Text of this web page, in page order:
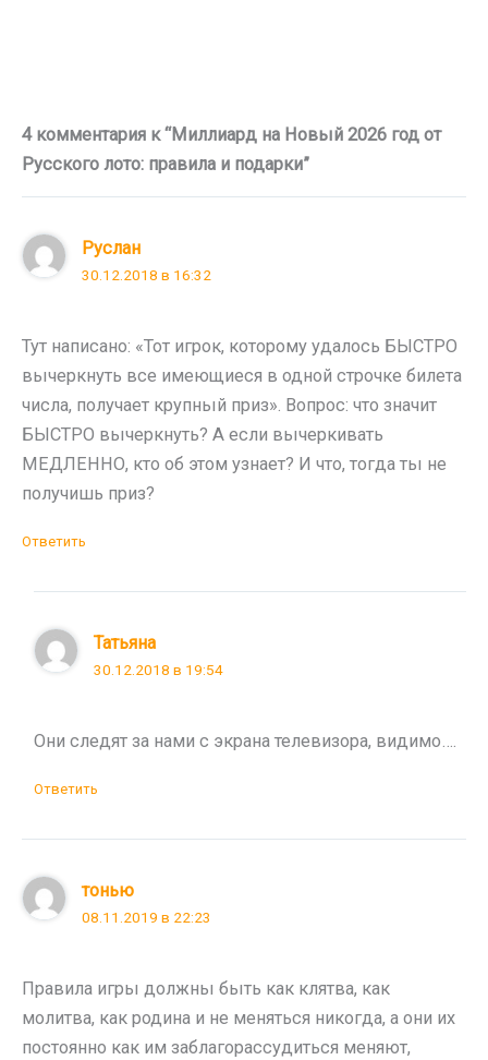
4 комментария к “Миллиард на Новый 2026 год от
Русского лото: правила и подарки”
Руслан
30.12.2018 в 16:32
Тут написано: «Тот игрок, которому удалось БЫСТРО
вычеркнуть все имеющиеся в одной строчке билета
числа, получает крупный приз». Вопрос: что значит
БЫСТРО вычеркнуть? А если вычеркивать
МЕДЛЕННО, кто об этом узнает? И что, тогда ты не
получишь приз?
Ответить
Татьяна
30.12.2018 в 19:54
Они следят за нами с экрана телевизора, видимо….
Ответить
тонью
08.11.2019 в 22:23
Правила игры должны быть как клятва, как
молитва, как родина и не меняться никогда, а они их
постоянно как им заблагорассудиться меняют,